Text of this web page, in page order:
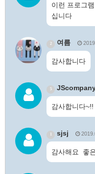
이런 프로그
십니다
2 여름
감사합니다
5
감사합니다
sjsj
감사해요 좋